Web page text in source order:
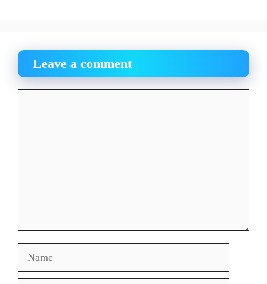
Leave a comment
Name